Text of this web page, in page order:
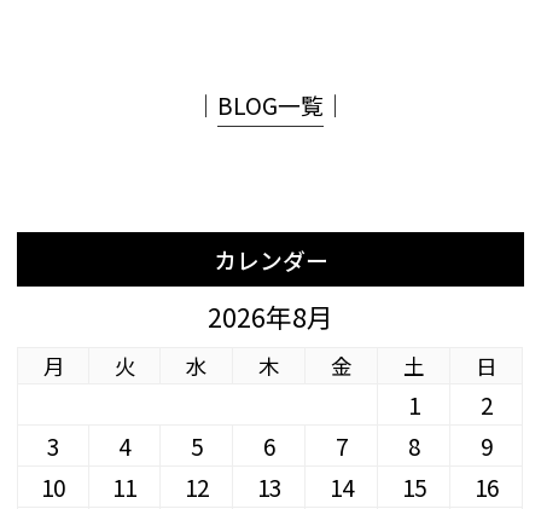
│ BLOG一覧 │
カレンダー
2026年8月
月 火 水 木 金 土 日
1
2
3
4 5 6 7 8
9
10
11 12 13 14 15
16